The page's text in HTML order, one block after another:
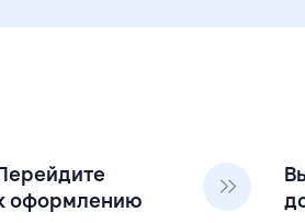
оформлению